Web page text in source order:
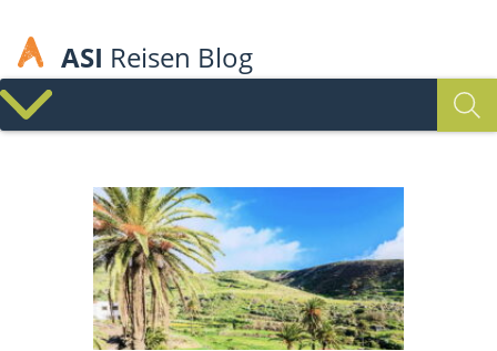
ASI Reisen Blog